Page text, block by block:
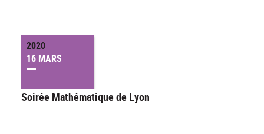
2020
16 MARS
Soirée Mathématique de Lyon